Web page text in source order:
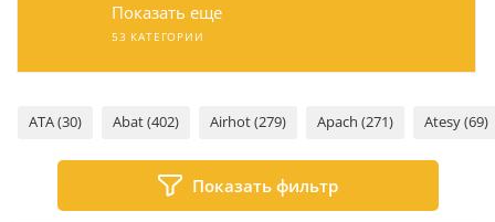
Показать еще
53 КАТЕГОРИИ
ATA (30) Abat (402) Airhot (279) Apach (271) Atesy (69)
Показать фильтр